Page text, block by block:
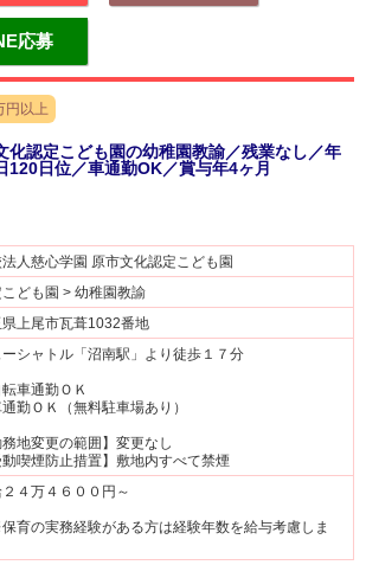
応募
円以上
化認定こども園の幼稚園教諭／残業なし／年
120日位／車通勤OK／賞与年4ヶ月
人慈心学園 原市文化認定こども園
ども園 > 幼稚園教諭
上尾市瓦葺1032番地
ーシャトル「沼南駅」より徒歩１７分
車通勤ＯＫ
勤ＯＫ（無料駐車場あり）
務地変更の範囲】変更なし
動喫煙防止措置】敷地内すべて禁煙
２４万４６００円～
育の実務経験がある方は経験年数を給与考慮しま